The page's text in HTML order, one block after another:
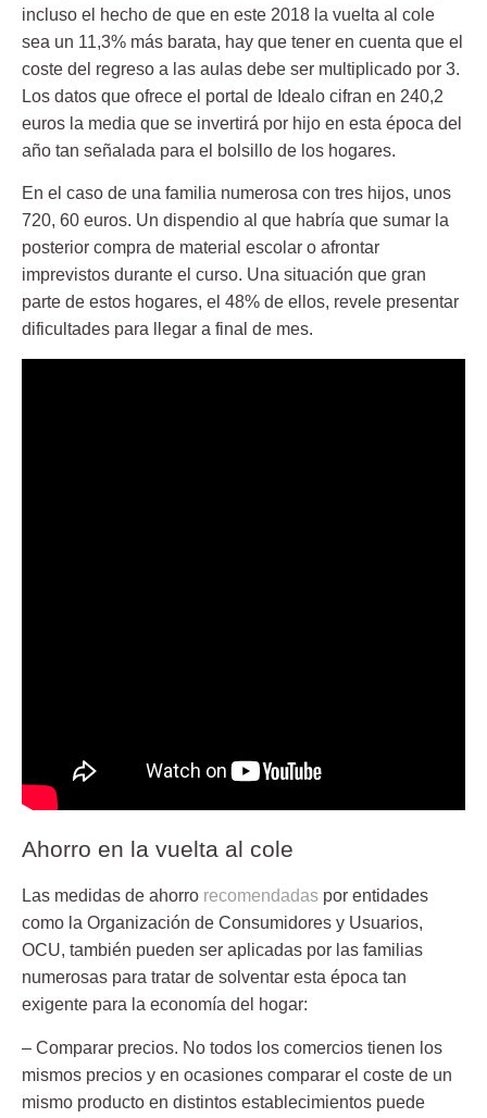
incluso el hecho de que en este 2018 la vuelta al cole
sea un 11,3% más barata, hay que tener en cuenta que el
coste del regreso a las aulas debe ser multiplicado por 3.
Los datos que ofrece el portal de Idealo cifran en 240,2
euros la media que se invertirá por hijo en esta época del
año tan señalada para el bolsillo de los hogares.
En el caso de una familia numerosa con tres hijos, unos
720, 60 euros. Un dispendio al que habría que sumar la
posterior compra de material escolar o afrontar
imprevistos durante el curso. Una situación que gran
parte de estos hogares, el 48% de ellos, revele presentar
dificultades para llegar a final de mes.
Ahorro en la vuelta al cole
Las medidas de ahorro recomendadas por entidades
como la Organización de Consumidores y Usuarios,
OCU, también pueden ser aplicadas por las familias
numerosas para tratar de solventar esta época tan
exigente para la economía del hogar:
– Comparar precios. No todos los comercios tienen los
mismos precios y en ocasiones comparar el coste de un
mismo producto en distintos establecimientos puede